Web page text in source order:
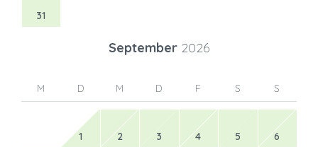
31
September 2026
M D M D F S S
1 2 3 4 5 6